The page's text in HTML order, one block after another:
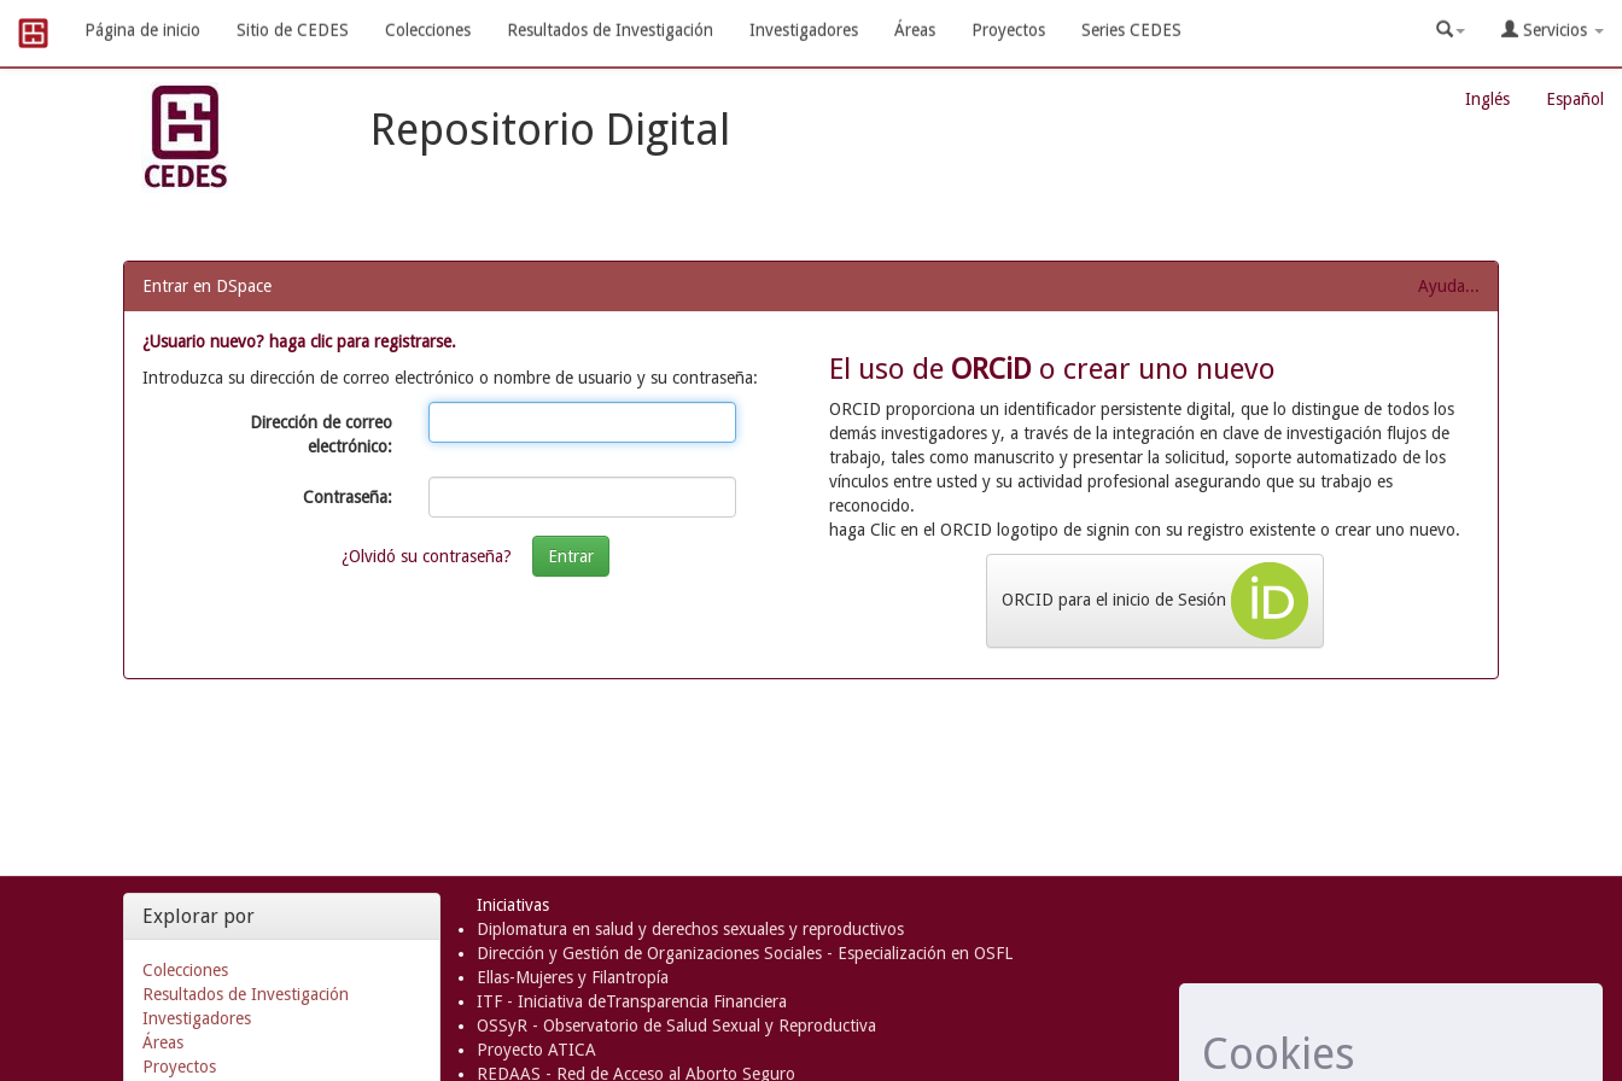
Cookies
navigation
Página de inicio Sitio de CEDES Colecciones Resultados de Investigación Investigadores Áreas Proyectos Series CEDES Servicios
Inglés Español
Repositorio Digital
Entrar en DSpace Ayuda...
¿Usuario nuevo? haga clic para registrarse.
Introduzca su dirección de correo electrónico o nombre de usuario y su contraseña:
Dirección de correo
electrónico:
Contraseña:
¿Olvidó su contraseña?
El uso de ORCiD o crear uno nuevo
ORCID proporciona un identificador persistente digital, que lo distingue de todos los
demás investigadores y, a través de la integración en clave de investigación flujos de
trabajo, tales como manuscrito y presentar la solicitud, soporte automatizado de los
vínculos entre usted y su actividad profesional asegurando que su trabajo es
reconocido.
haga Clic en el ORCID logotipo de signin con su registro existente o crear uno nuevo.
ORCID para el inicio de Sesión
Explorar por
Colecciones
Resultados de Investigación
Investigadores
Áreas
Proyectos
Iniciativas
Diplomatura en salud y derechos sexuales y reproductivos
Dirección y Gestión de Organizaciones Sociales - Especialización en OSFL
Ellas-Mujeres y Filantropía
ITF - Iniciativa deTransparencia Financiera
OSSyR - Observatorio de Salud Sexual y Reproductiva
Proyecto ATICA
REDAAS - Red de Acceso al Aborto Seguro